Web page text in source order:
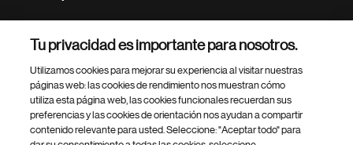
Footer Site Search
Tu privacidad es importante para nosotros.
Utilizamos cookies para mejorar su experiencia al visitar nuestras
páginas web: las cookies de rendimiento nos muestran cómo
utiliza esta página web, las cookies funcionales recuerdan sus
preferencias y las cookies de orientación nos ayudan a compartir
contenido relevante para usted. Seleccione: "Aceptar todo" para